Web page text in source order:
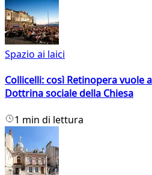
Spazio ai laici
Collicelli: così Retinopera vuole
Dottrina sociale della Chiesa
1 min di lettura